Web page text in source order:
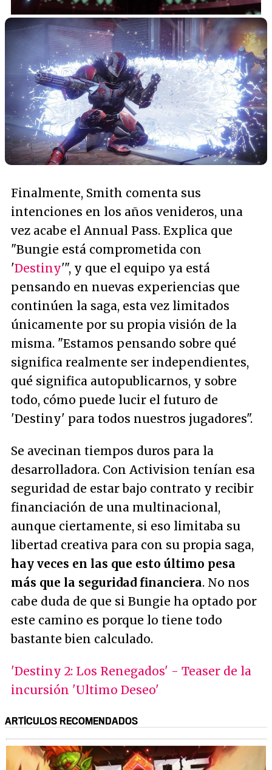
Finalmente, Smith comenta sus
intenciones en los años venideros, una
vez acabe el Annual Pass. Explica que
"Bungie está comprometida con
'Destiny'", y que el equipo ya está
pensando en nuevas experiencias que
continúen la saga, esta vez limitados
únicamente por su propia visión de la
misma. "Estamos pensando sobre qué
significa realmente ser independientes,
qué significa autopublicarnos, y sobre
todo, cómo puede lucir el futuro de
'Destiny' para todos nuestros jugadores".
Se avecinan tiempos duros para la
desarrolladora. Con Activision tenían esa
seguridad de estar bajo contrato y recibir
financiación de una multinacional,
aunque ciertamente, si eso limitaba su
libertad creativa para con su propia saga,
hay veces en las que esto último pesa
más que la seguridad financiera. No nos
cabe duda de que si Bungie ha optado por
este camino es porque lo tiene todo
bastante bien calculado.
'Destiny 2: Los Renegados' - Teaser de la
incursión 'Ultimo Deseo'
ARTÍCULOS RECOMENDADOS